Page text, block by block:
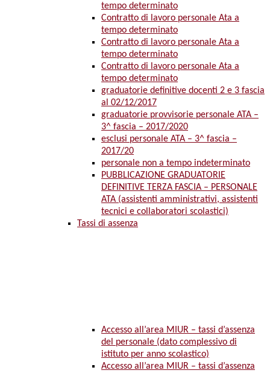
tempo determinato
Contratto di lavoro personale Ata a
tempo determinato
Contratto di lavoro personale Ata a
tempo determinato
Contratto di lavoro personale Ata a
tempo determinato
graduatorie definitive docenti 2 e 3 fascia
al 02/12/2017
graduatorie provvisorie personale ATA –
3^ fascia – 2017/2020
esclusi personale ATA – 3^ fascia –
2017/20
personale non a tempo indeterminato
PUBBLICAZIONE GRADUATORIE
DEFINITIVE TERZA FASCIA – PERSONALE
ATA (assistenti amministrativi, assistenti
tecnici e collaboratori scolastici)
Tassi di assenza
Accesso all’area MIUR – tassi d’assenza
del personale (dato complessivo di
istituto per anno scolastico)
Accesso all’area MIUR – tassi d’assenza